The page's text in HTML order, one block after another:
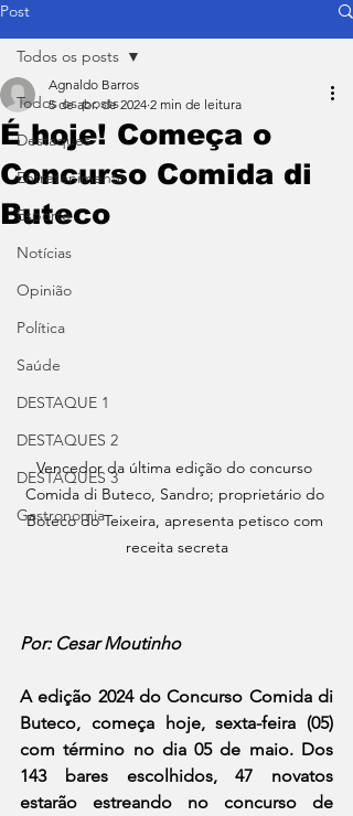
Post
Todos os posts
Destaques
Entretenimento
Esporte
Notícias
Opinião
Política
Saúde
DESTAQUE 1
DESTAQUES 2
DESTAQUES 3
Gastronomia
Todos os posts
É hoje! Começa o
Concurso Comida di
Buteco
Agnaldo Barros
5 de abr. de 2024 2 min de leitura
Vencedor da última edição do concurso
Comida di Buteco, Sandro; proprietário do
Boteco do Teixeira, apresenta petisco com
receita secreta
Por: Cesar Moutinho
A edição 2024 do Concurso Comida di
Buteco, começa hoje, sexta-feira (05)
com término no dia 05 de maio. Dos
143 bares escolhidos, 47 novatos
estarão estreando no concurso de